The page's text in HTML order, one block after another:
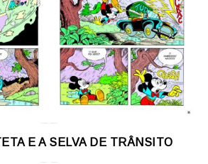
E A SELVA DE TRÂNSITO